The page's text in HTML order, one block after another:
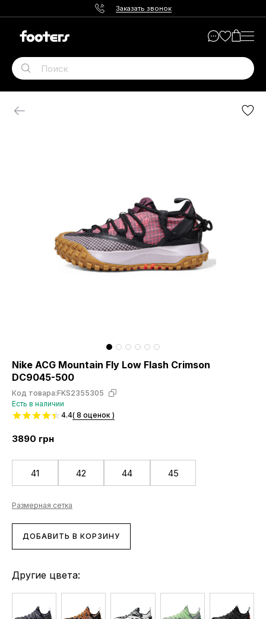
Заказать звонок
Nike ACG Mountain Fly Low Flash Crimson
DC9045-500
Код товара:FKS2355305
Есть в наличии
4.4( 8 оценок )
3890 грн
41 42 44 45
Размерная сетка
ДОБАВИТЬ В КОРЗИНУ
Другие цвета: